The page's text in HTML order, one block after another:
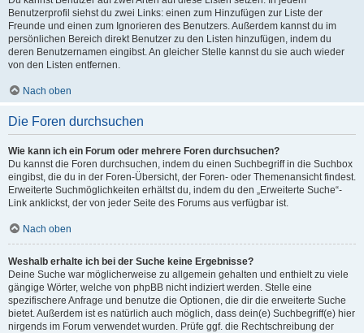
Benutzerprofil siehst du zwei Links: einen zum Hinzufügen zur Liste der
Freunde und einen zum Ignorieren des Benutzers. Außerdem kannst du im
persönlichen Bereich direkt Benutzer zu den Listen hinzufügen, indem du
deren Benutzernamen eingibst. An gleicher Stelle kannst du sie auch wieder
von den Listen entfernen.
Nach oben
Die Foren durchsuchen
Wie kann ich ein Forum oder mehrere Foren durchsuchen?
Du kannst die Foren durchsuchen, indem du einen Suchbegriff in die Suchbox
eingibst, die du in der Foren-Übersicht, der Foren- oder Themenansicht findest.
Erweiterte Suchmöglichkeiten erhältst du, indem du den „Erweiterte Suche“-
Link anklickst, der von jeder Seite des Forums aus verfügbar ist.
Nach oben
Weshalb erhalte ich bei der Suche keine Ergebnisse?
Deine Suche war möglicherweise zu allgemein gehalten und enthielt zu viele
gängige Wörter, welche von phpBB nicht indiziert werden. Stelle eine
spezifischere Anfrage und benutze die Optionen, die dir die erweiterte Suche
bietet. Außerdem ist es natürlich auch möglich, dass dein(e) Suchbegriff(e) hier
nirgends im Forum verwendet wurden. Prüfe ggf. die Rechtschreibung der